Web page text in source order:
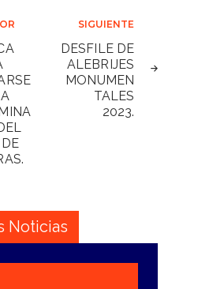
SIGUIENTE
DESFILE DE
ALEBRIJES
MONUMEN
TALES
2023.
Noticias